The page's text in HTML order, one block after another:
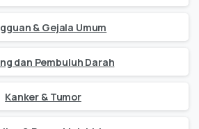
& Gejala Umum
dan Pembuluh Darah
Kanker & Tumor